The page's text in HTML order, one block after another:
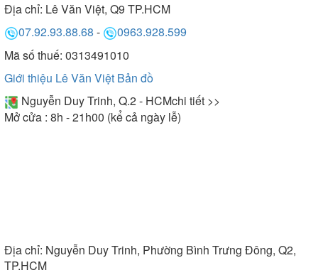
Địa chỉ: Lê Văn Việt, Q9 TP.HCM
07.92.93.88.68 -
0963.928.599
Mã số thuế: 0313491010
Giới thiệu Lê Văn Việt Bản đồ
Nguyễn Duy Trinh, Q.2 - HCMchi tiết >>
Mở cửa : 8h - 21h00 (kể cả ngày lễ)
Địa chỉ: Nguyễn Duy Trinh, Phường Bình Trưng Đông, Q2,
TP.HCM